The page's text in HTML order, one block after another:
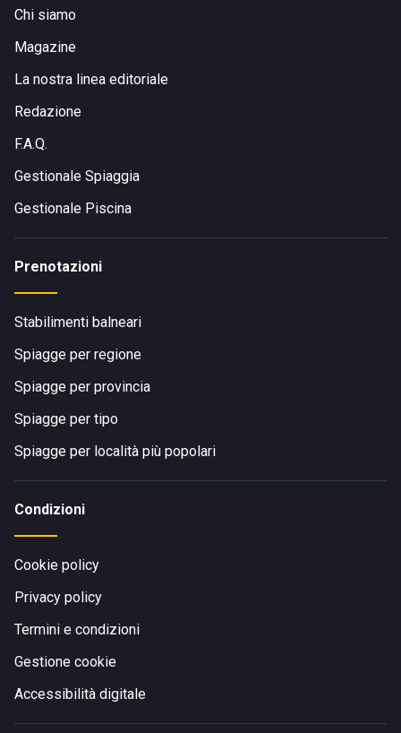
Chi siamo
Magazine
La nostra linea editoriale
Redazione
F.A.Q.
Gestionale Spiaggia
Gestionale Piscina
Prenotazioni
Stabilimenti balneari
Spiagge per regione
Spiagge per provincia
Spiagge per tipo
Spiagge per località più popolari
Condizioni
Cookie policy
Privacy policy
Termini e condizioni
Gestione cookie
Accessibilità digitale